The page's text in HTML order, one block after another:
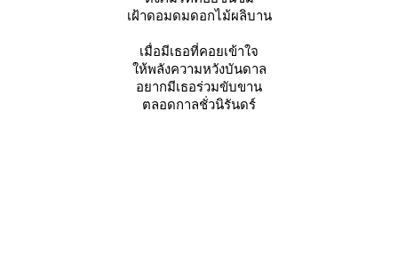
เฝ้าดอมดมดอกไม้ผลิบาน
เมื่อมีเธอที่คอยเข้าใจ
ห้พลังความหวังบันดาล
อยากมีเธอร่วมขับขาน
ตลอดกาลชั่วนิรันดร์